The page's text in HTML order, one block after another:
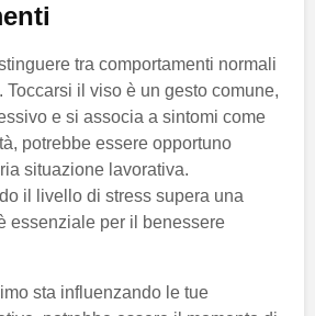
tra comportamenti normali
il viso è un gesto comune,
e si associa a sintomi come
potrebbe essere opportuno
situazione lavorativa.
il livello di stress supera una
essenziale per il benessere
sta influenzando le tue